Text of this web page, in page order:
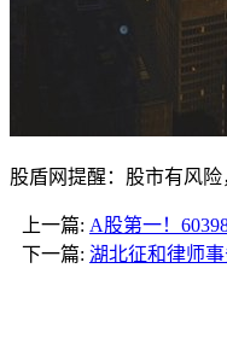
股盾网提醒：股市有风险
上一篇: A股第一！
下一篇: 湖北征和律师